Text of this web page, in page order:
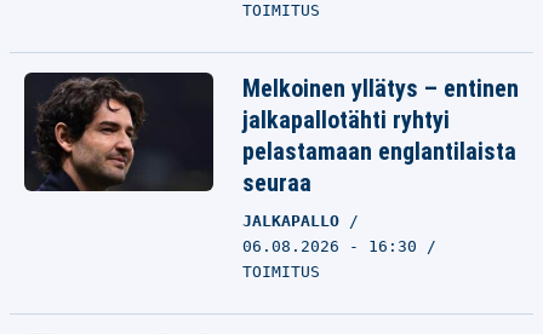
TOIMITUS
Melkoinen yllätys – entinen
jalkapallotähti ryhtyi
pelastamaan englantilaista
seuraa
JALKAPALLO
06.08.2026 - 16:30
TOIMITUS